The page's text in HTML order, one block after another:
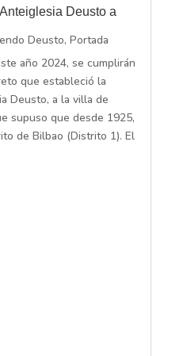
Deusto a
Deusto, Portada
año 2024, se cumplirán
que estableció la
Deusto, a la villa de
supuso que desde 1925,
de Bilbao (Distrito 1). El